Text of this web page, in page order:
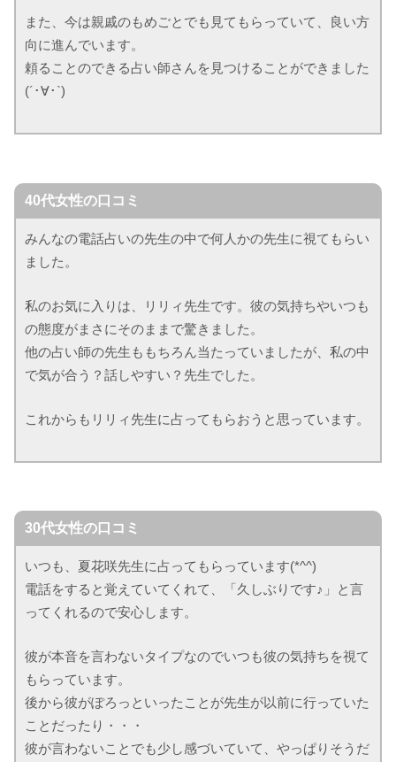
また、今は親戚のもめごとでも見てもらっていて、良い方
向に進んでいます。
頼ることのできる占い師さんを見つけることができました
(´･∀･`)
40代女性の口コミ
みんなの電話占いの先生の中で何人かの先生に視てもらい
ました。
私のお気に入りは、リリィ先生です。彼の気持ちやいつも
の態度がまさにそのままで驚きました。
他の占い師の先生ももちろん当たっていましたが、私の中
で気が合う？話しやすい？先生でした。
これからもリリィ先生に占ってもらおうと思っています。
30代女性の口コミ
いつも、夏花咲先生に占ってもらっています(*^^)
電話をすると覚えていてくれて、「久しぶりです♪」と言
ってくれるので安心します。
彼が本音を言わないタイプなのでいつも彼の気持ちを視て
もらっています。
後から彼がぽろっといったことが先生が以前に行っていた
ことだったり・・・
彼が言わないことでも少し感づいていて、やっぱりそうだ